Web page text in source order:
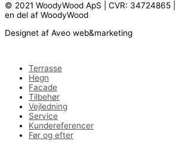
© 2021 WoodyWood ApS | CVR: 34724865
en del af WoodyWood
Designet af Aveo web&marketing
Terrasse
Hegn
Facade
Tilbehør
Vejledning
Service
Kundereferencer
Før og efter